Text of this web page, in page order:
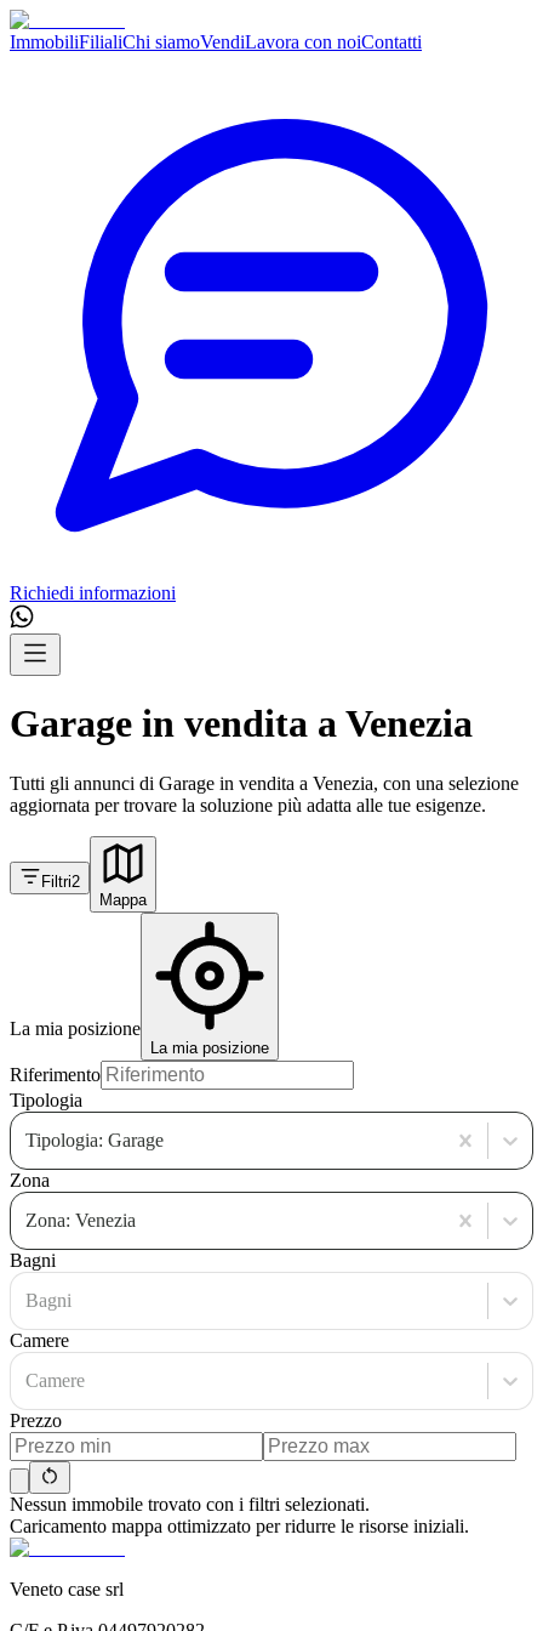
ImmobiliFilialiChi siamoVendiLavora con noiContatti
Richiedi informazioni
Garage in vendita a Venezia
Tutti gli annunci di Garage in vendita a Venezia, con una selezione
aggiornata per trovare la soluzione più adatta alle tue esigenze.
Filtri2
Mappa
La mia posizione
La mia posizione
Riferimento
Tipologia
Tipologia: Garage
Zona
Zona: Venezia
Bagni
Bagni
Camere
Camere
Prezzo
Nessun immobile trovato con i filtri selezionati.
Caricamento mappa ottimizzato per ridurre le risorse iniziali.
Veneto case srl